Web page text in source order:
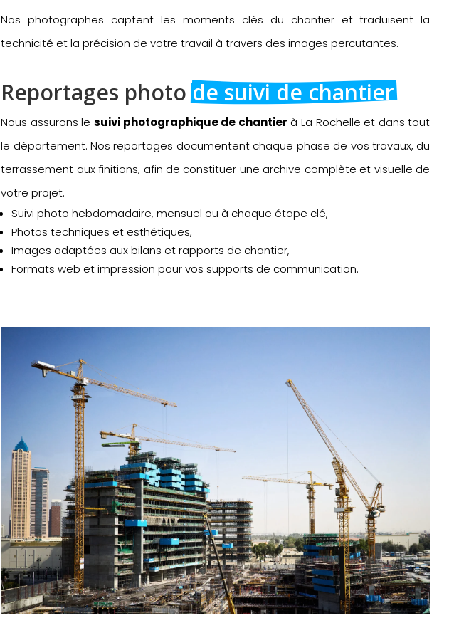
Nos photographes captent les moments clés du chantier et traduisent la
technicité et la précision de votre travail à travers des images percutantes.
Reportages photo de suivi de chantier
Nous assurons le suivi photographique de chantier à La Rochelle et dans tout
le département. Nos reportages documentent chaque phase de vos travaux, du
terrassement aux finitions, afin de constituer une archive complète et visuelle de
votre projet.
Suivi photo hebdomadaire, mensuel ou à chaque étape clé,
Photos techniques et esthétiques,
Images adaptées aux bilans et rapports de chantier,
Formats web et impression pour vos supports de communication.